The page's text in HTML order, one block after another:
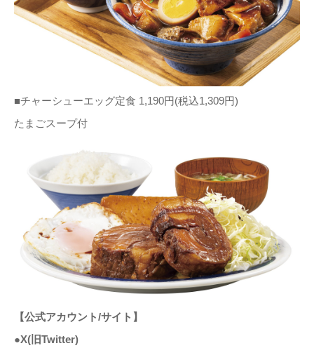
■チャーシューエッグ定食 1,190円(税込1,309円)
たまごスープ付
【公式アカウント/サイト】
●X(旧Twitter)